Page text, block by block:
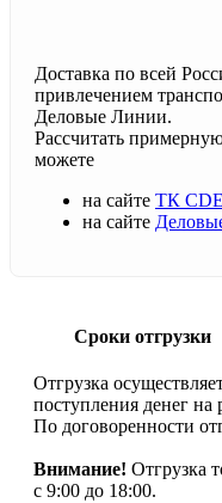
Доставка по всей
привлечением
Деловые Линии.
Рассчитать
можете
на сайте ТК
на сайте
Сроки отгрузки
Отгрузка
поступления денег на
По договоренности
Внимание! Отгрузка
с 9:00 до 18:00.